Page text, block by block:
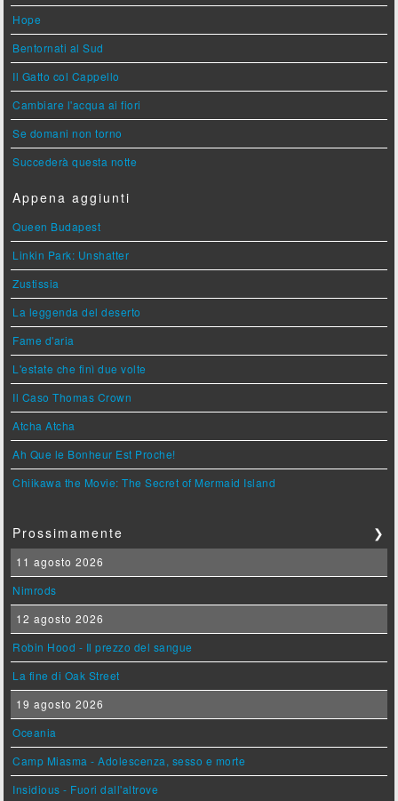
Hope
Bentornati al Sud
Il Gatto col Cappello
Cambiare l'acqua ai fiori
Se domani non torno
Succederà questa notte
Appena aggiunti
Queen Budapest
Linkin Park: Unshatter
Zustissia
La leggenda del deserto
Fame d'aria
L'estate che finì due volte
Il Caso Thomas Crown
Atcha Atcha
Ah Que le Bonheur Est Proche!
Chiikawa the Movie: The Secret of Mermaid Island
Prossimamente ❯
11 agosto 2026
Nimrods
12 agosto 2026
Robin Hood - Il prezzo del sangue
La fine di Oak Street
19 agosto 2026
Oceania
Camp Miasma - Adolescenza, sesso e morte
Insidious - Fuori dall'altrove